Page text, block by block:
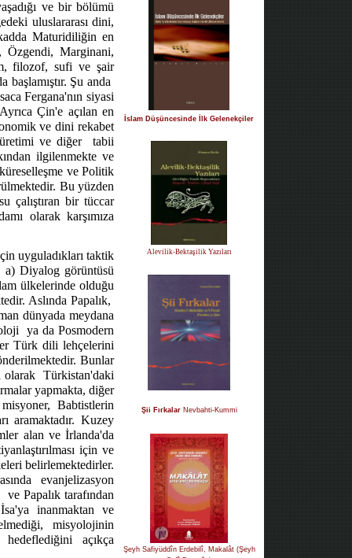
ve bir bölümü
uluslararası dini,
Maturidiliğin en
Özgendi, Marginani,
filozof, sufi ve şair
Şu anda
Fergana'nın siyasi
Ayrıca Çin'e açılan en
ve dini rekabet
ve diğer
tabii
ilgilenmekte ve
ve Politik
Bu yüzden
çalıştıran bir tüccar
olarak karşımıza
uyguladıkları taktik
a) Diyalog görüntüsü
ülkelerinde olduğu
Aslında Papalık,
dünyada meydana
ya da Posmodern
Türk dili lehçelerini
Bunlar
olarak
Türkistan'daki
yapmakta, diğer
Babtistlerin
aramaktadır. Kuzey
alan ve İrlanda'da
için ve
belirlemektedirler.
evanjelizasyon
ve Papalık tarafından
inanmaktan
ve
misyolojinin
açıkça
İslam Düşüncesinde İlk Gelenekçiler
Alevilik-Bektaşilik Yazıları
Şii Fırkalar Nevbahti-Kummi
Şeyh Safiyüddîn Erdebilî, Makalât (Şeyh